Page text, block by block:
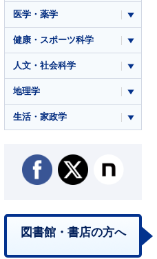
医学・薬学
健康・スポーツ科学
人文・社会科学
地理学
生活・家政学
図書館・書店の方へ